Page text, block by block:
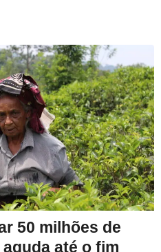
50 milhões de
até o fim